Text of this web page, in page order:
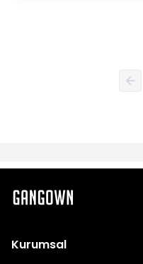
Kurumsal